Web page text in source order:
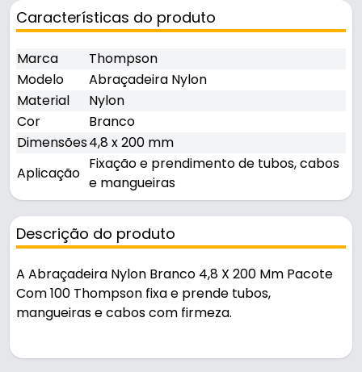
Características do produto
Marca
Thompson
Modelo
Abraçadeira Nylon
Material
Nylon
Cor
Branco
Dimensões4,8 x 200 mm
Aplicação
Fixação e prendimento de tubos, cabos
e mangueiras
Descrição do produto
A Abraçadeira Nylon Branco 4,8 X 200 Mm Pacote
Com 100 Thompson fixa e prende tubos,
mangueiras e cabos com firmeza.